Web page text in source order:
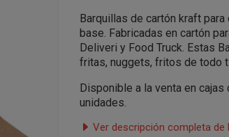
Barquillas de cartón kraft
base. Fabricadas en cartón
Deliveri y Food Truck. Estas
fritas, nuggets, fritos de todo
Disponible a la venta en
unidades.
Ver descripción completa de